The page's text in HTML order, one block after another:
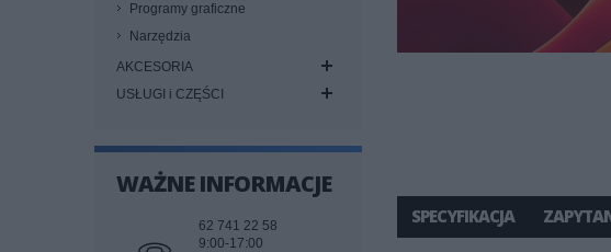
Programy graficzne
Narzędzia
AKCESORIA
USŁUGI i CZĘŚCI
WAŻNE INFORMACJE
62 741 22 58
9:00-17:00
SPECYFIKACJA